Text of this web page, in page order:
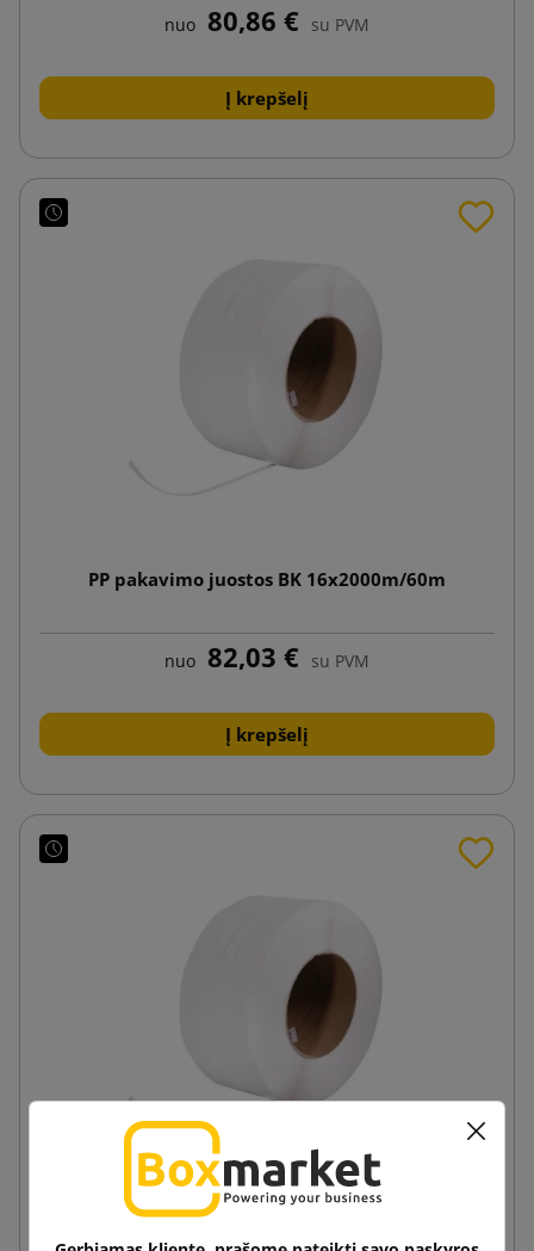
nuo 80,86 € su PVM
Į krepšelį
PP pakavimo juostos BK 16x2000m/60m
nuo 82,03 € su PVM
Į krepšelį
PP pakavimo juostos BK 16x1500m/80m